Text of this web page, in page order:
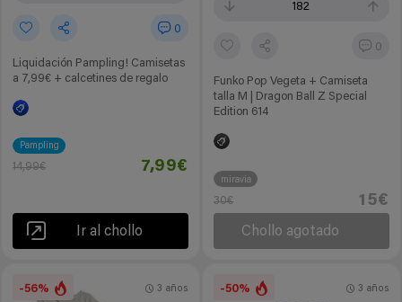
0
Liquidación Pampling! Camisetas
a 7,99€ + calcetines de regalo
Pampling
14,99€ 7,99€
Ir al chollo
182
0
Funko Pop Vegeta + Camiseta
talla M | Dragon Ball Z Special
Edition 614
miravia
30€ 15€
Chollo agotado
-56% 3 años -50% 3 años